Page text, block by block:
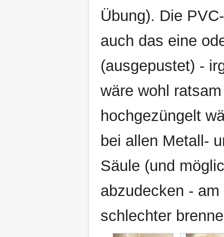
Übung). Die
auch das eine
(ausgepustet) -
wäre wohl
hochgezüngelt
bei allen Metall-
Säule (und
abzudecken -
schlechter